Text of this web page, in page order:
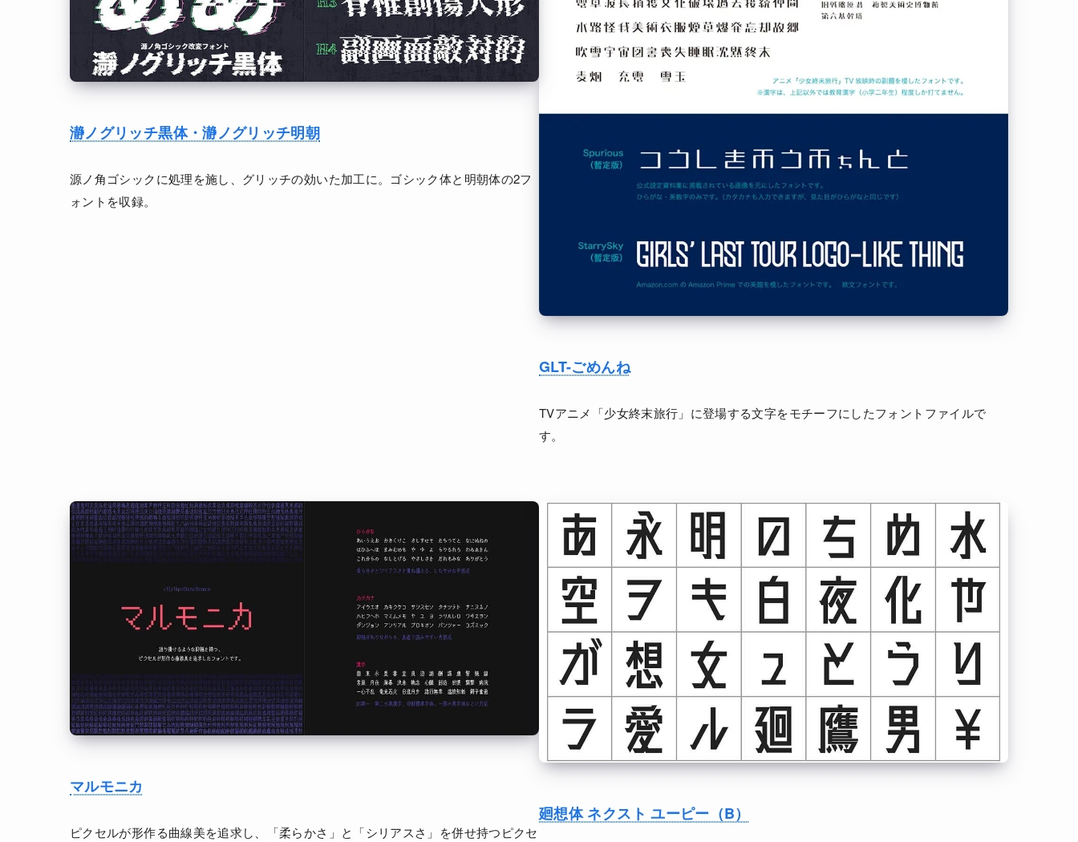
瀞ノグリッチ黒体・瀞ノグリッチ明朝
源ノ角ゴシックに処理を施し、グリッチの効いた加工に。ゴシック体と明朝体の2フ
ォントを収録。
GLT-ごめんね
TVアニメ「少女終末旅行」に登場する文字をモチーフにしたフォントファイルで
す。
マルモニカ
ピクセルが形作る曲線美を追求し、「柔らかさ」と「シリアスさ」を併せ持つピクセ
廻想体 ネクスト ユーピー（B）